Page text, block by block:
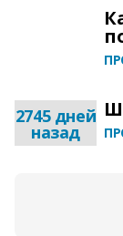
2745 дней
назад